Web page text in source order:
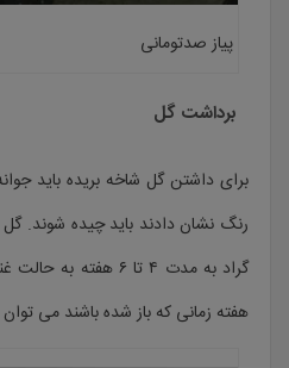
پیاز صدتومانی
برداشت گل
برای داشتن گل شاخه بریده باید
هفته زمانی که باز شده باشند می